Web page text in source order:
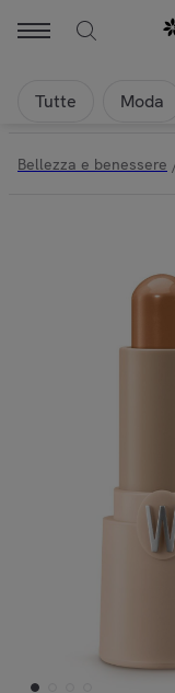
Tutte Moda
Bellezza e benessere